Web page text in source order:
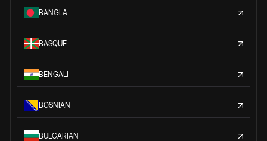
BANGLA
BASQUE
BENGALI
BOSNIAN
BULGARIAN